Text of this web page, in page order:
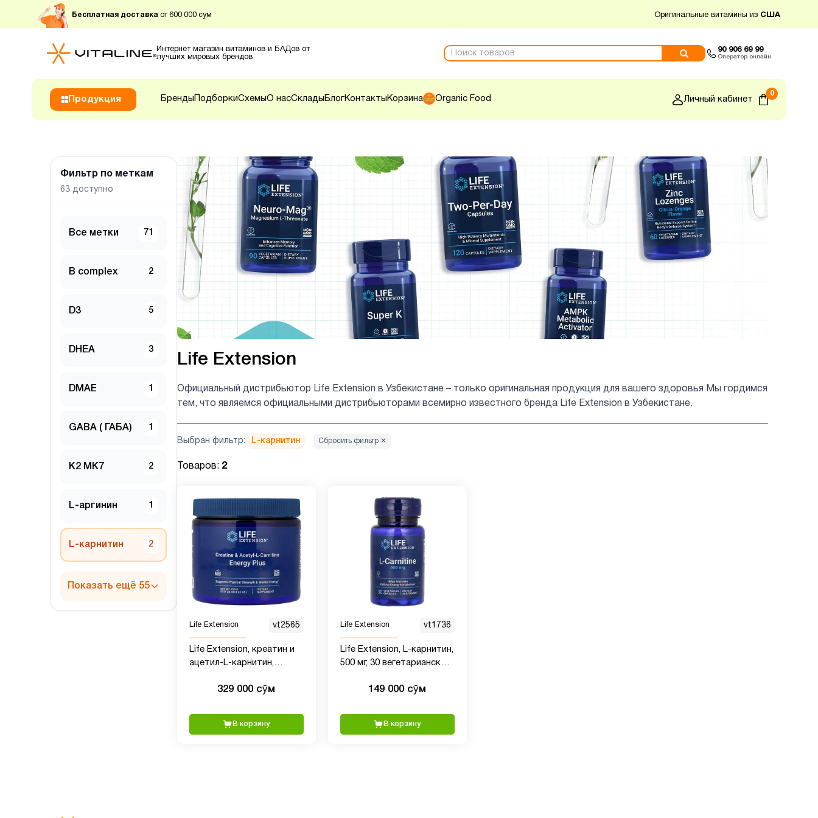
Бесплатная доставка от 600 000 сум Оригинальные витамины из США
Интернет магазин витаминов и БАДов от
лучших мировых брендов
90 906 69 99
Оператор онлайн
Продукция Бренды ПодборкиСхемыО насСклады БлогКонтакты Корзина Organic Food Личный кабинет
0
Фильтр по меткам
63 доступно
Все метки 71
B complex 2
D3 5
DHEA 3
DMAE 1
GABA ( ГАБА) 1
K2 MK7 2
L-аргинин 1
L-карнитин 2
Показать ещё 55
Life Extension
Официальный дистрибьютор Life Extension в Узбекистане – только оригинальная продукция для вашего здоровья Мы гордимся
тем, что являемся официальными дистрибьюторами всемирно известного бренда Life Extension в Узбекистане.
Выбран фильтр: L-карнитин Сбросить фильтр ✕
Товаров: 2
Life Extension vt2565
Life Extension, креатин и
ацетил-L-карнитин,
фунта)329 000 сӯм
В корзину
Life Extension vt1736
Life Extension, L-карнитин,
500 мг, 30 вегетарианских
149 000 сӯм
В корзину